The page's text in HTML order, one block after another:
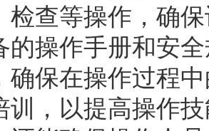
检查等操作，确
的操作手册和安
确保在操作过程
训，以提高操作